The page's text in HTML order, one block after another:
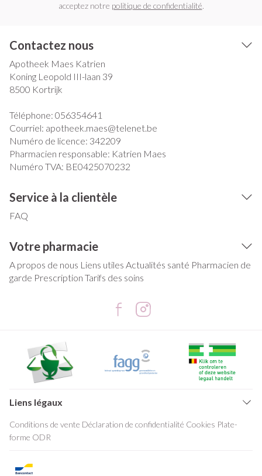
acceptez notre politique de confidentialité.
Contactez nous
Apotheek Maes Katrien
Koning Leopold III-laan 39
8500 Kortrijk
Téléphone: 056354641
Courriel: apotheek.maes@telenet.be
Numéro de licence: 342209
Pharmacien responsable: Katrien Maes
Numéro TVA: BE0425070232
Service à la clientèle
FAQ
Votre pharmacie
A propos de nous Liens utiles Actualités santé Pharmacien de
garde Prescription Tarifs des soins
Liens légaux
Conditions de vente Déclaration de confidentialité Cookies Plate-
forme ODR